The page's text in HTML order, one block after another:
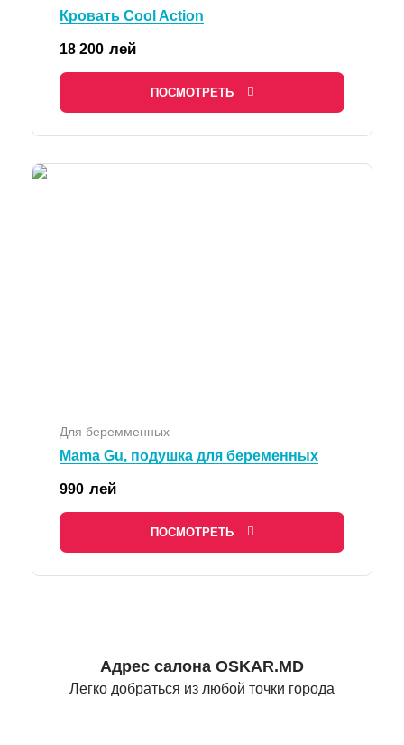
Кровать Cool Action
18 200 лей
ПОСМОТРЕТЬ
Для беремменных
Mama Gu, подушка для беременных
990 лей
ПОСМОТРЕТЬ
Адрес салона OSKAR.MD
Легко добраться из любой точки города